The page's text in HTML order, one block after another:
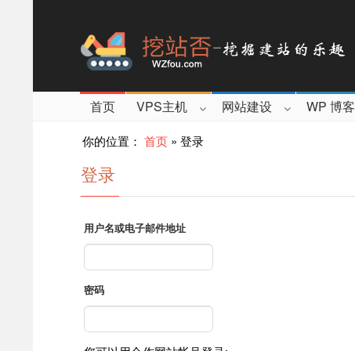
首页 VPS主机 网站建设 WP 博客
你的位置： 首页 » 登录
登录
用户名或电子邮件地址
密码